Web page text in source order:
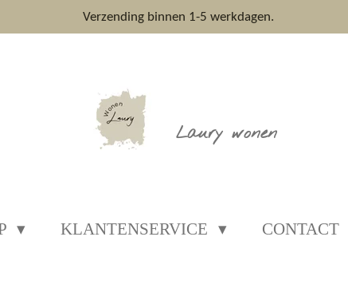
Verzending binnen 1-5 werkdagen.
Laury wonen
KLANTENSERVICE CONTACT